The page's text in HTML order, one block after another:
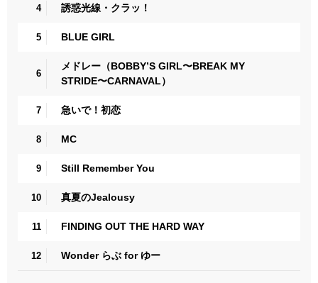
4 誘惑光線・クラッ！
5 BLUE GIRL
6
メドレー（BOBBY’S GIRL〜BREAK MY
STRIDE〜CARNAVAL）
7 急いで！初恋
8 MC
9 Still Remember You
10 真夏のJealousy
11 FINDING OUT THE HARD WAY
12 Wonder らぶ for ゆー